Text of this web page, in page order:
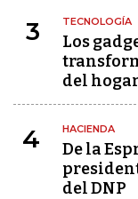
3 TECNOLOGÍA
Los
del
4 HACIENDA
De la
del DNP